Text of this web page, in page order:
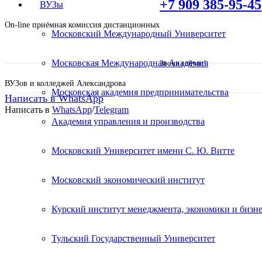
On-line приёмная комиссия дистанционных
ВУЗов и колледжей Александрова
+7 909 385-95-45
Звони сейчас!
ВУЗы
Московский Международный Университет
Московская Международная Академия
Московская академия предпринимательства
Академия управления и производства
Московский Университет имени С. Ю. Витте
Московский экономический институт
Курский институт менеджмента, экономики и
Тульский Государственный Университет
Написать в WhatsApp
Написать в WhatsApp/Telegram
Среднее
обучение!
Поступите в престижный Колледж не выходя
Специальные условия обучения для жителей